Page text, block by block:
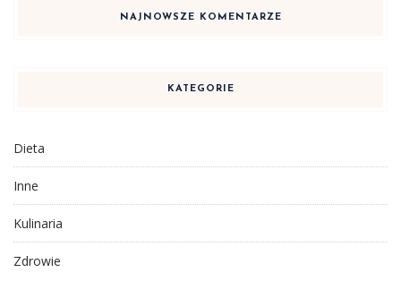
NAJNOWSZE KOMENTARZE
KATEGORIE
Dieta
Inne
Kulinaria
Zdrowie